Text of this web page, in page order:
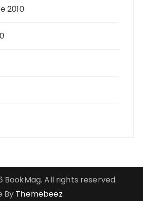
2010
All rights reserved.
By Themebeez